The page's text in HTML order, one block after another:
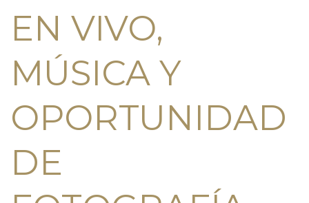
EN VIVO,
MÚSICA Y
OPORTUNIDAD
DE